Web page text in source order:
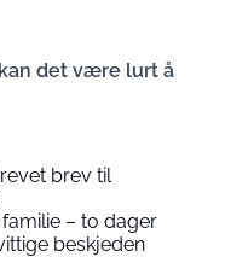
det være lurt å
brev til
– to dager
beskjeden